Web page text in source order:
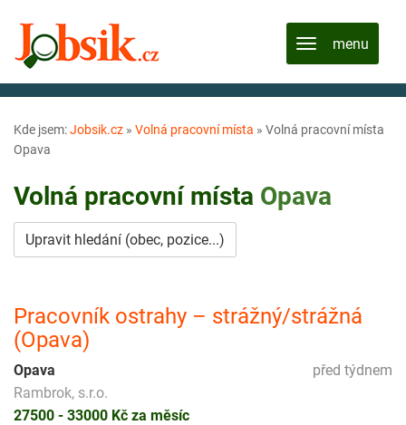
Kde jsem:Jobsik.cz » Volná pracovní místa » Volná pracovní místa
Opava
Volná pracovní místa Opava
Upravit hledání (obec, pozice...)
Pracovník ostrahy – strážný/strážná
(Opava)
před týdnem
Opava
Rambrok, s.r.o.
27500 - 33000 Kč za měsíc